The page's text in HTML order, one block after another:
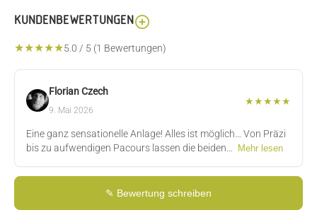
KUNDENBEWERTUNGEN
★★★★★5.0 / 5 (1 Bewertungen)
Florian Czech
9. Mai 2026
★★★★★
Eine ganz sensationelle Anlage! Alles ist möglich… Von Präzi
bis zu aufwendigen Pacours lassen die beiden…
Mehr lesen
✎ Bewertung schreiben